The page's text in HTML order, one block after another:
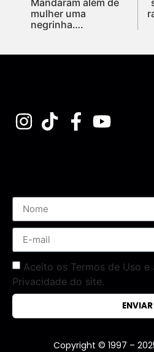
mulher uma
negrinha….
Aceito os Termos de Uso e
Privacidade do site.
ENVIAR
Copyright © 1997 –